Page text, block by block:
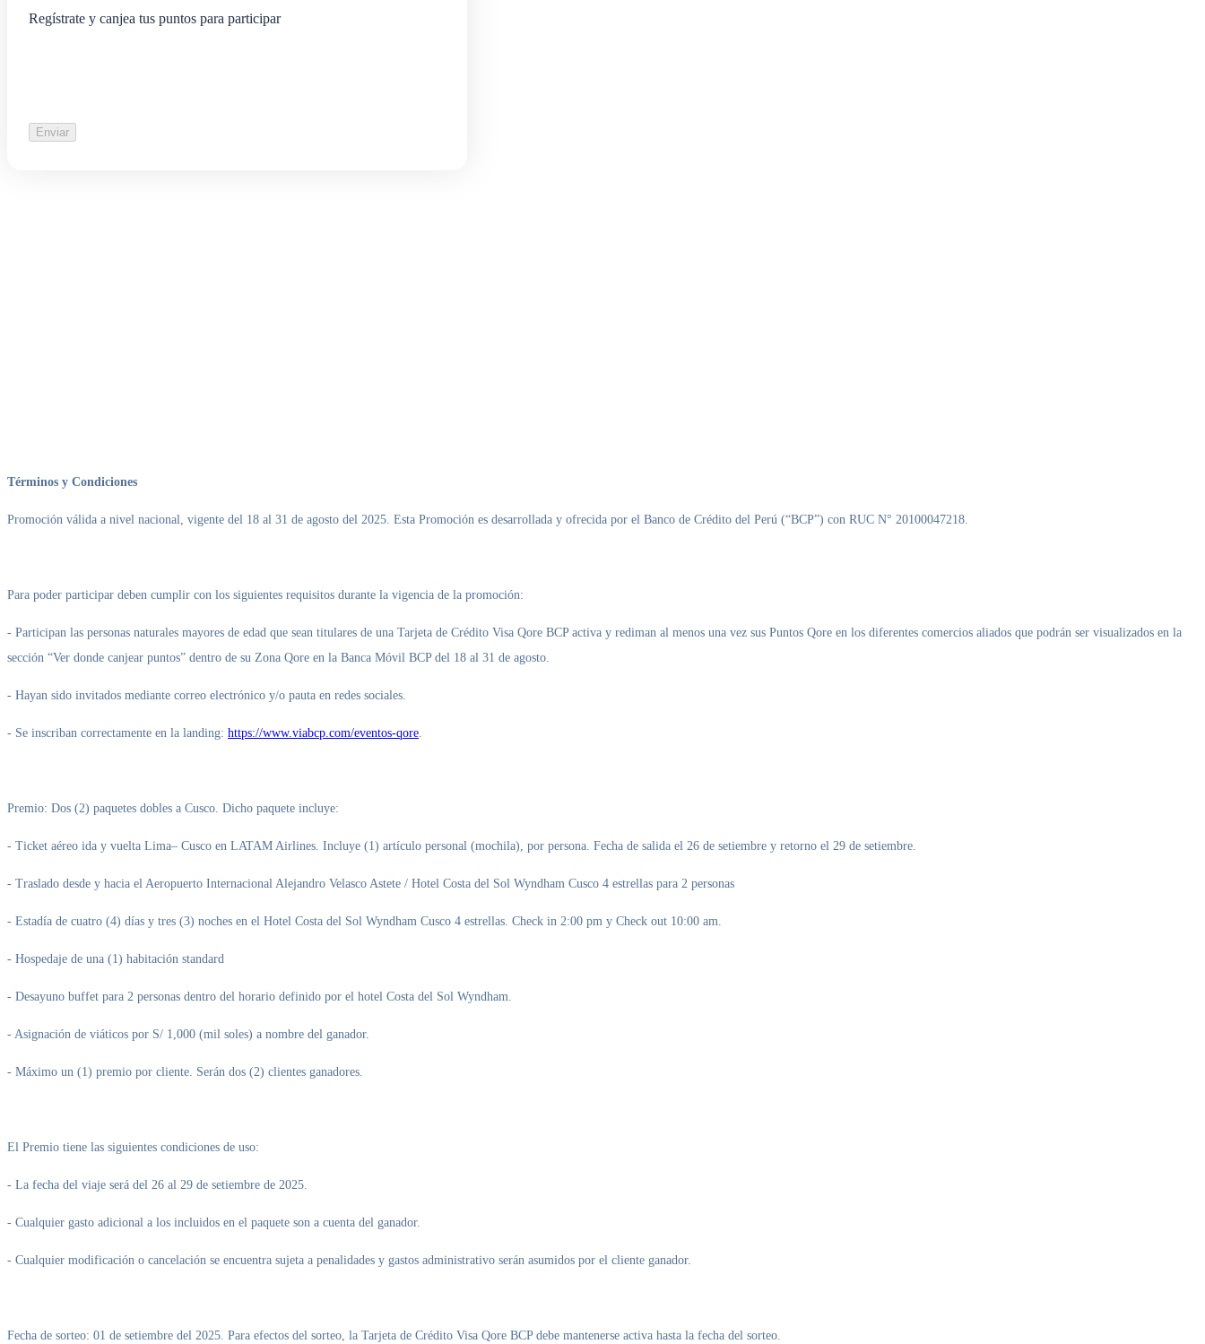
Regístrate y canjea tus puntos para participar
Enviar
Términos y Condiciones
Promoción válida a nivel nacional, vigente del 18 al 31 de agosto del 2025. Esta Promoción es desarrollada y ofrecida por el Banco de Crédito del Perú (“BCP”) con RUC N° 20100047218.
Para poder participar deben cumplir con los siguientes requisitos durante la vigencia de la promoción:
- Participan las personas naturales mayores de edad que sean titulares de una Tarjeta de Crédito Visa Qore BCP activa y rediman al menos una vez sus Puntos Qore en los diferentes comercios aliados que podrán ser visualizados en la
sección “Ver donde canjear puntos” dentro de su Zona Qore en la Banca Móvil BCP del 18 al 31 de agosto.
- Hayan sido invitados mediante correo electrónico y/o pauta en redes sociales.
- Se inscriban correctamente en la landing: https://www.viabcp.com/eventos-qore.
Premio: Dos (2) paquetes dobles a Cusco. Dicho paquete incluye:
- Ticket aéreo ida y vuelta Lima– Cusco en LATAM Airlines. Incluye (1) artículo personal (mochila), por persona. Fecha de salida el 26 de setiembre y retorno el 29 de setiembre.
- Traslado desde y hacia el Aeropuerto Internacional Alejandro Velasco Astete / Hotel Costa del Sol Wyndham Cusco 4 estrellas para 2 personas
- Estadía de cuatro (4) días y tres (3) noches en el Hotel Costa del Sol Wyndham Cusco 4 estrellas. Check in 2:00 pm y Check out 10:00 am.
- Hospedaje de una (1) habitación standard
- Desayuno buffet para 2 personas dentro del horario definido por el hotel Costa del Sol Wyndham.
- Asignación de viáticos por S/ 1,000 (mil soles) a nombre del ganador.
- Máximo un (1) premio por cliente. Serán dos (2) clientes ganadores.
El Premio tiene las siguientes condiciones de uso:
- La fecha del viaje será del 26 al 29 de setiembre de 2025.
- Cualquier gasto adicional a los incluidos en el paquete son a cuenta del ganador.
- Cualquier modificación o cancelación se encuentra sujeta a penalidades y gastos administrativo serán asumidos por el cliente ganador.
Fecha de sorteo: 01 de setiembre del 2025. Para efectos del sorteo, la Tarjeta de Crédito Visa Qore BCP debe mantenerse activa hasta la fecha del sorteo.